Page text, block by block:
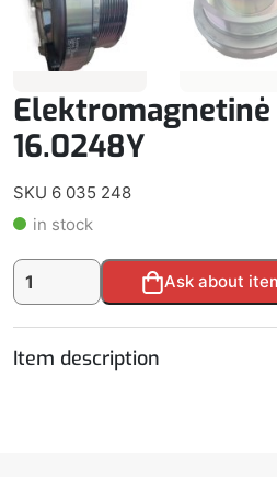
Elektromagnetinė
16.0248Y
SKU 6 035 248
in stock
produkto
kiekis:
LA
Ask about
Alternative:
Item description